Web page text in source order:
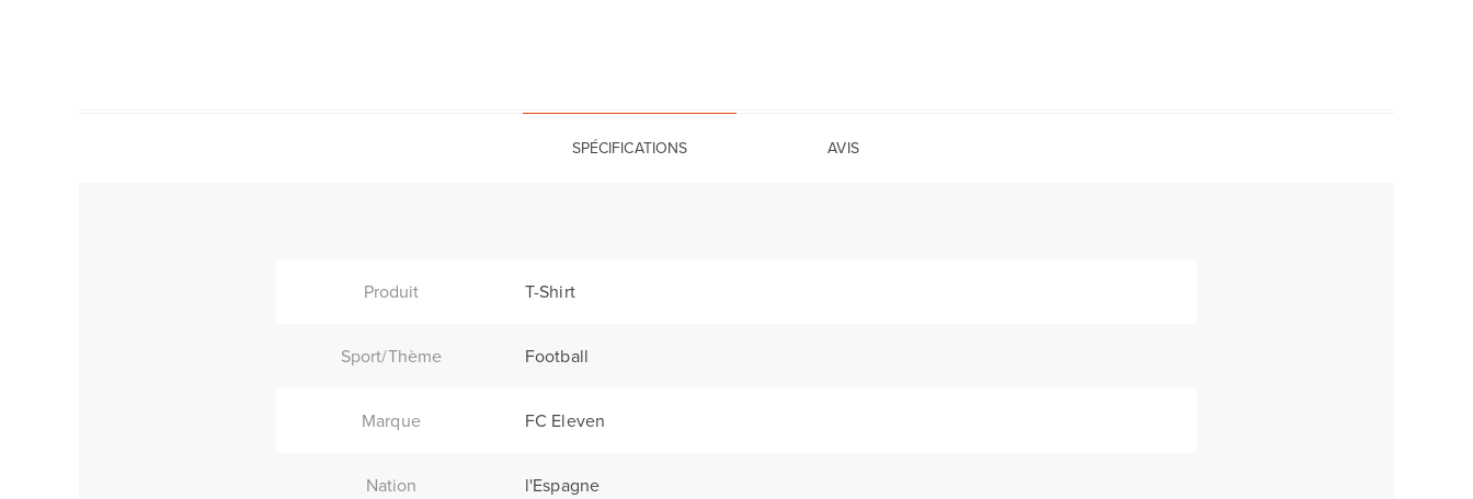
SPÉCIFICATIONS AVIS
Produit T-Shirt
Sport/Thème Football
Marque FC Eleven
Nation l'Espagne